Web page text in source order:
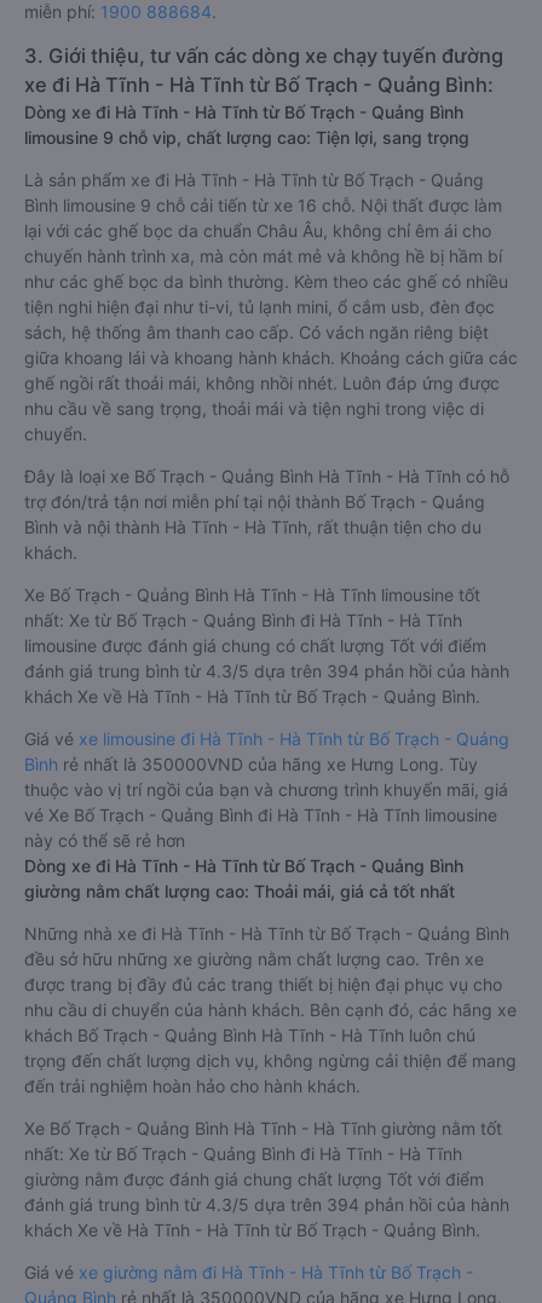
miễn phí: 1900 888684.
3. Giới thiệu, tư vấn các dòng xe chạy tuyến đường
xe đi Hà Tĩnh - Hà Tĩnh từ Bố Trạch - Quảng Bình:
Dòng xe đi Hà Tĩnh - Hà Tĩnh từ Bố Trạch - Quảng Bình
limousine 9 chỗ vip, chất lượng cao: Tiện lợi, sang trọng
Là sản phẩm xe đi Hà Tĩnh - Hà Tĩnh từ Bố Trạch - Quảng
Bình limousine 9 chỗ cải tiến từ xe 16 chỗ. Nội thất được làm
lại với các ghế bọc da chuẩn Châu Âu, không chỉ êm ái cho
chuyến hành trình xa, mà còn mát mẻ và không hề bị hầm bí
như các ghế bọc da bình thường. Kèm theo các ghế có nhiều
tiện nghi hiện đại như ti-vi, tủ lạnh mini, ổ cắm usb, đèn đọc
sách, hệ thống âm thanh cao cấp. Có vách ngăn riêng biệt
giữa khoang lái và khoang hành khách. Khoảng cách giữa các
ghế ngồi rất thoải mái, không nhồi nhét. Luôn đáp ứng được
nhu cầu về sang trọng, thoải mái và tiện nghi trong việc di
chuyển.
Đây là loại xe Bố Trạch - Quảng Bình Hà Tĩnh - Hà Tĩnh có hỗ
trợ đón/trả tận nơi miễn phí tại nội thành Bố Trạch - Quảng
Bình và nội thành Hà Tĩnh - Hà Tĩnh, rất thuận tiện cho du
khách.
Xe Bố Trạch - Quảng Bình Hà Tĩnh - Hà Tĩnh limousine tốt
nhất: Xe từ Bố Trạch - Quảng Bình đi Hà Tĩnh - Hà Tĩnh
limousine được đánh giá chung có chất lượng Tốt với điểm
đánh giá trung bình từ 4.3/5 dựa trên 394 phản hồi của hành
khách Xe về Hà Tĩnh - Hà Tĩnh từ Bố Trạch - Quảng Bình.
Giá vé xe limousine đi Hà Tĩnh - Hà Tĩnh từ Bố Trạch - Quảng
Bình rẻ nhất là 350000VND của hãng xe Hưng Long. Tùy
thuộc vào vị trí ngồi của bạn và chương trình khuyến mãi, giá
vé Xe Bố Trạch - Quảng Bình đi Hà Tĩnh - Hà Tĩnh limousine
này có thể sẽ rẻ hơn
Dòng xe đi Hà Tĩnh - Hà Tĩnh từ Bố Trạch - Quảng Bình
giường nằm chất lượng cao: Thoải mái, giá cả tốt nhất
Những nhà xe đi Hà Tĩnh - Hà Tĩnh từ Bố Trạch - Quảng Bình
đều sở hữu những xe giường nằm chất lượng cao. Trên xe
được trang bị đầy đủ các trang thiết bị hiện đại phục vụ cho
nhu cầu di chuyển của hành khách. Bên cạnh đó, các hãng xe
khách Bố Trạch - Quảng Bình Hà Tĩnh - Hà Tĩnh luôn chú
trọng đến chất lượng dịch vụ, không ngừng cải thiện để mang
đến trải nghiệm hoàn hảo cho hành khách.
Xe Bố Trạch - Quảng Bình Hà Tĩnh - Hà Tĩnh giường nằm tốt
nhất: Xe từ Bố Trạch - Quảng Bình đi Hà Tĩnh - Hà Tĩnh
giường nằm được đánh giá chung chất lượng Tốt với điểm
đánh giá trung bình từ 4.3/5 dựa trên 394 phản hồi của hành
khách Xe về Hà Tĩnh - Hà Tĩnh từ Bố Trạch - Quảng Bình.
Giá vé xe giường nằm đi Hà Tĩnh - Hà Tĩnh từ Bố Trạch -
Quảng Bình rẻ nhất là 350000VND của hãng xe Hưng Long.